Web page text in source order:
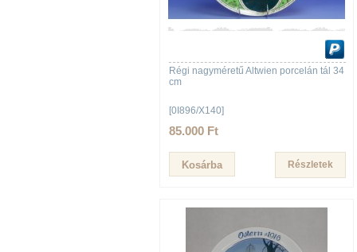
Régi nagyméretű Altwien porcelán tál 34
cm
[0I896/X140]
85.000 Ft
Részletek